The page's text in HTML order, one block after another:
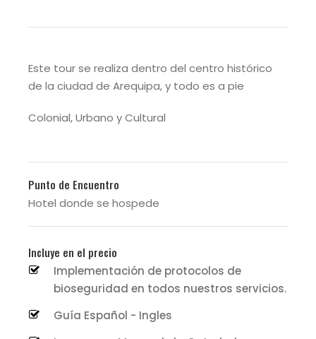
Este tour se realiza dentro del centro histórico
de la ciudad de Arequipa, y todo es a pie
Colonial, Urbano y Cultural
Punto de Encuentro
Hotel donde se hospede
Incluye en el precio
Implementación de protocolos de
bioseguridad en todos nuestros servicios.
Guía Español - Ingles